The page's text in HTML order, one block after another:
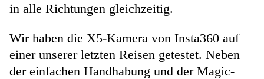
in alle Richtungen gleichzeitig.
Wir haben die X5-Kamera von Insta360 auf
einer unserer letzten Reisen getestet. Neben
der einfachen Handhabung und der Magic-